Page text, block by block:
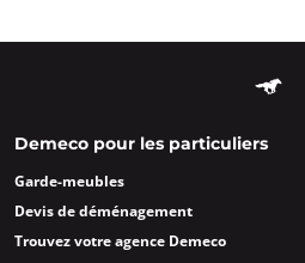
Demeco pour les particuliers
Garde-meubles
Devis de déménagement
Trouvez votre agence Demeco